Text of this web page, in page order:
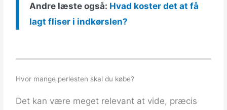
Andre læste også: Hvad koster det at få
lagt fliser i indkørslen?
Hvor mange perlesten skal du købe?
Det kan være meget relevant at vide, præcis